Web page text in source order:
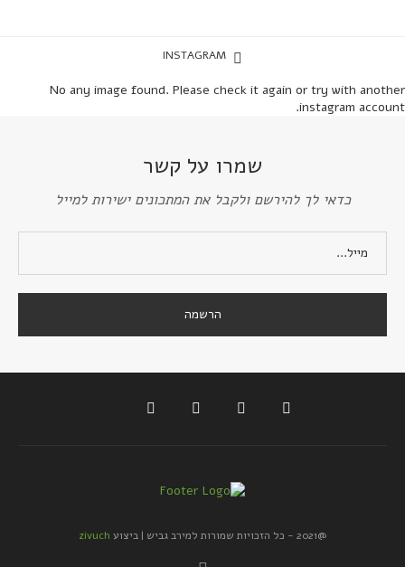
INSTAGRAM
No any image found. Please check it again or try with another
instagram account.
שמרו על קשר
כדאי לך להירשם ולקבל את המתכונים ישירות למייל
@2021 - כל הזכויות שמורות למירב גביש | ביצוע zivuch